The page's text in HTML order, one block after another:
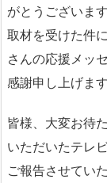
がとうございま
取材を受けた件
さんの応援メッ
感謝申し上げます
皆様、大変お待
いただいたテレ
ご報告させてい